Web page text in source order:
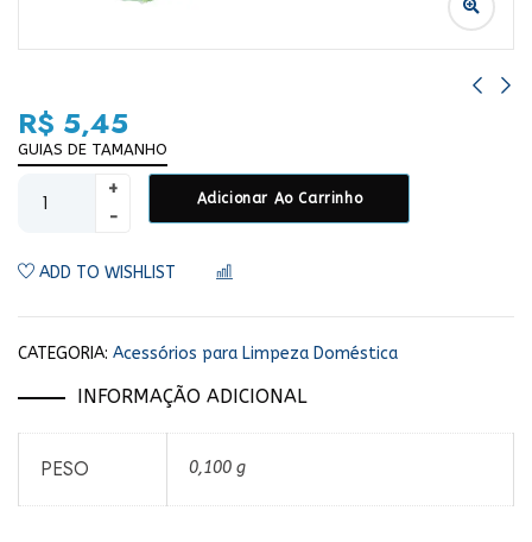
R$ 5,45
GUIAS DE TAMANHO
Adicionar Ao Carrinho
ADD TO WISHLIST
CATEGORIA: Acessórios para Limpeza Doméstica
INFORMAÇÃO ADICIONAL
PESO 0,100 g